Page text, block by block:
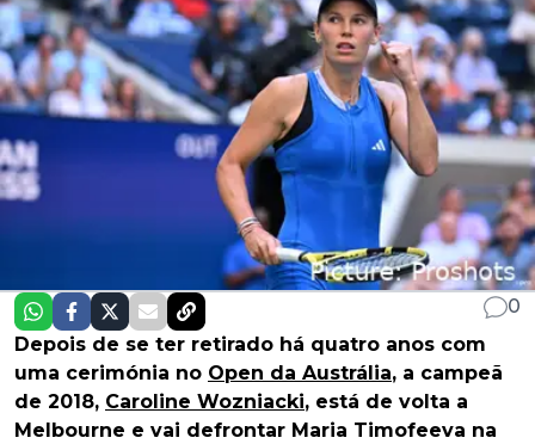
0
Depois de se ter retirado há quatro anos com
uma cerimónia no Open da Austrália, a campeã
de 2018, Caroline Wozniacki, está de volta a
Melbourne e vai defrontar Maria Timofeeva na